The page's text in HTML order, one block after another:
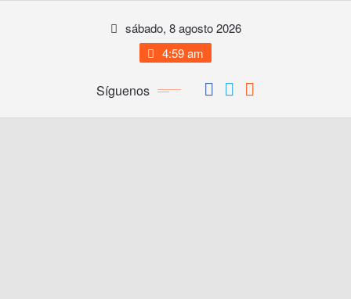
sábado, 8 agosto 2026
4:59 am
Síguenos